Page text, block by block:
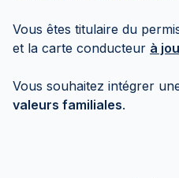
Vous êtes titulaire du
et la carte conducteur à
Vous souhaitez intégrer
valeurs familiales.